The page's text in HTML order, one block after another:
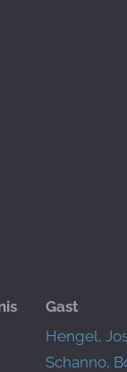
Gast
Hengel,
Schanno,